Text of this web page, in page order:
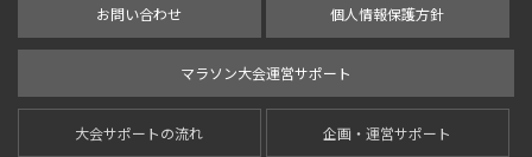
お問い合わせ 個人情報保護方針
マラソン大会運営サポート
大会サポートの流れ 企画・運営サポート